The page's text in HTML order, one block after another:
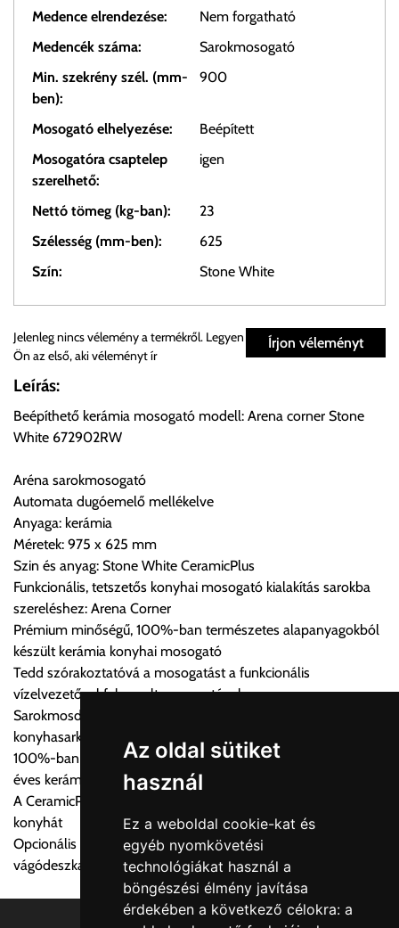
Az oldal sütiket
használ
Ez a weboldal cookie-kat és
egyéb nyomkövetési
technológiákat használ a
böngészési élmény javítása
érdekében a következő célokra: a
Medence elrendezése:
Nem forgatható
Medencék száma:
Sarokmosogató
Min. szekrény szél. (mm-
ben):
900
Mosogató elhelyezése:
Beépített
Mosogatóra csaptelep
szerelhető:
igen
Nettó tömeg (kg-ban):
23
Szélesség (mm-ben):
625
Szín:
Stone White
Személyes átvétel:
Önnek lehetősége van rendelését a beérkezést követően
ingyenesen átvenni Budapesti Cégcsoportunk Stúdiójában
előre egyeztetett időpontban.
Szállítási díjak:
Az oldalunkon rendelés esetén, amennyiben szállítást is kér,
úgy esetenként több lehetőséget ajánl fel a program. Kérjük, a
vásárolt árú figyelembevételével az önnek megfelelő szállítási
költséget válassza ki.
Amennyiben nem biztos választásában, vagy a program
automatikusan nem ajánl fel szállítási költséget, úgy válassza
a 0.- forintos szállítást, kollégáink megvizsgálják a vásárolt
termék adatait, majd visszaigazolják a szállítás költségét.
Ingyenes szállítási lehetőség nincs!
Egyes termékek súlyát a program nem ismeri, rendelés esetén
a központ igazolja vissza. Amennyiben a költséget az Ön által
gondoltnál magasabb értékben igazoljuk vissza, úgy a
visszaigazolástól számított 24 órán belül a terméket
lemondhatja, vagy kérheti a személyes átvételre való
módosítását.
Írjon véleményt
Jelenleg nincs vélemény a termékről. Legyen
Ön az első, aki véleményt ír
Leírás:
Beépíthető kerámia mosogató modell: Arena corner Stone
White 672902RW
Aréna sarokmosogató
Automata dugóemelő mellékelve
Anyaga: kerámia
Méretek: 975 x 625 mm
Szin és anyag: Stone White CeramicPlus
Funkcionális, tetszetős konyhai mosogató kialakítás sarokba
szereléshez: Arena Corner
Prémium minőségű, 100%-ban természetes alapanyagokból
készült kerámia konyhai mosogató
Tedd szórakoztatóvá a mosogatást a funkcionális
vízelvezetővel felszerelt mosogatóval
Sarokmosdók: funkcionális hozzáadott érték a
konyhasarkokhoz
100%-ban természetes alapanyagok és kézművesség 270
éves kerámia tapasztalattal
A CeramicPlus könnyen gondozható, és tisztán tartja a
konyhát
Opcionális kiegészítő: Rozsdamentes acél akasztható tálca és
vágódeszka valódi fa furnérral